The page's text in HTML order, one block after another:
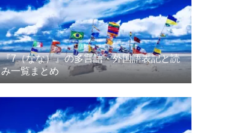
『7（なな）』の多言語・外国語表記と読
み一覧まとめ